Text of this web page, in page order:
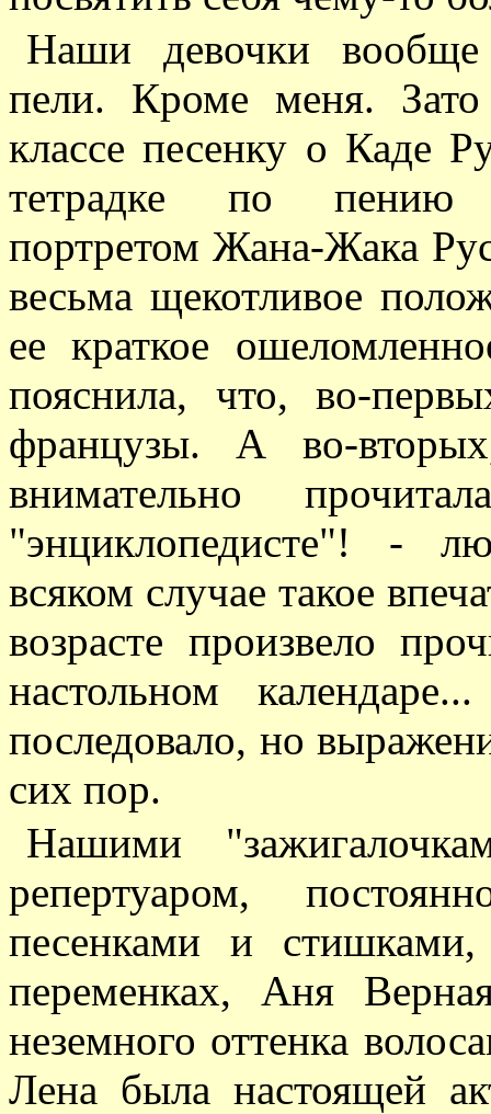
Наши девочки вообще
пели. Кроме меня.
классе песенку о Каде
тетрадке по пению
портретом Жана-Жака
весьма щекотливое
ее краткое
пояснила, что, во-
французы. А во-
внимательно
"энциклопедисте"! -
всяком случае такое
возрасте произвело
настольном
последовало, но
сих пор.
Нашими
репертуаром,
песенками и
переменках, Аня
неземного оттенка
Лена была настоящей